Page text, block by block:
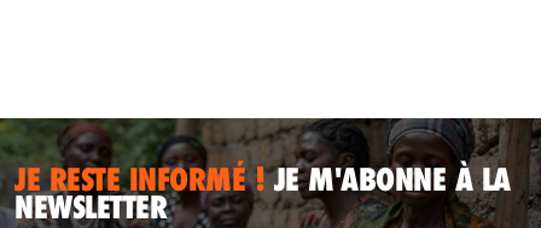
JE RESTE INFORMÉ !JE M'ABONNE À LA
NEWSLETTER